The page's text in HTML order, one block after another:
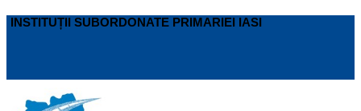
INSTITUȚII SUBORDONATE PRIMARIEI IASI